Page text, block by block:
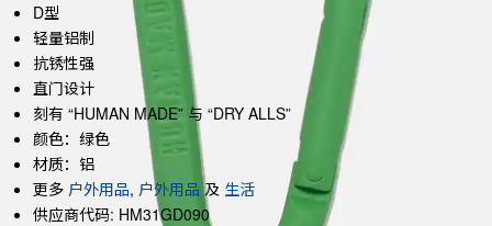
D型
轻量铝制
抗锈性强
直门设计
刻有 “HUMAN MADE” 与 “DRY ALLS”
颜色：绿色
材质：铝
更多 户外用品, 户外用品 及 生活
供应商代码: HM31GD090